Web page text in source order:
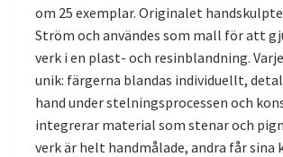
om 25 exemplar. Originalet
Ström och användes som mall för att
verk i en plast- och resinblandning.
unik: färgerna blandas individuellt,
hand under stelningsprocessen och
integrerar material som stenar och
verk är helt handmålade, andra får sina